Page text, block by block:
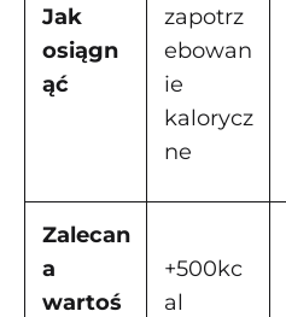
Jak
osiągn
ąć
zapotrz
ebowan
ie
kalorycz
ne
Zalecan
a
wartoś
+500kc
al